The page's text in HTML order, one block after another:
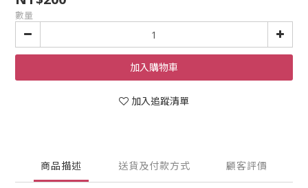
數量
加入購物車
加入追蹤清單
商品描述 送貨及付款方式 顧客評價